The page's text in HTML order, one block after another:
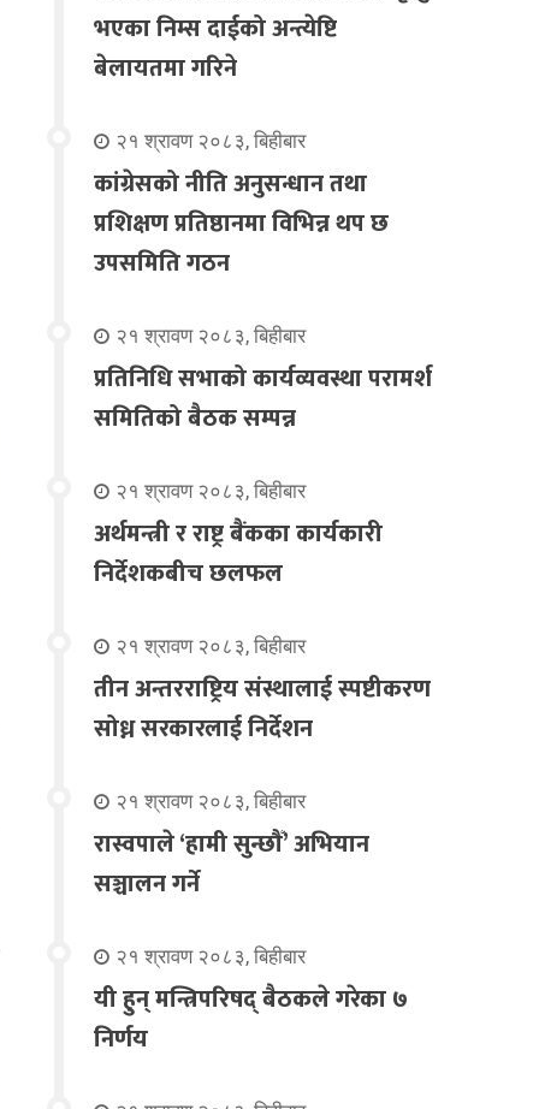
भएका निम्स दाईको अन्त्येष्टि
बेलायतमा गरिने
२१ श्रावण २०८३, बिहीबार
कांग्रेसको नीति अनुसन्धान तथा
प्रशिक्षण प्रतिष्ठानमा विभिन्न थप छ
उपसमिति गठन
२१ श्रावण २०८३, बिहीबार
प्रतिनिधि सभाको कार्यव्यवस्था परामर्श
समितिको बैठक सम्पन्न
२१ श्रावण २०८३, बिहीबार
अर्थमन्त्री र राष्ट्र बैंकका कार्यकारी
निर्देशकबीच छलफल
२१ श्रावण २०८३, बिहीबार
तीन अन्तरराष्ट्रिय संस्थालाई स्पष्टीकरण
सोध्न सरकारलाई निर्देशन
२१ श्रावण २०८३, बिहीबार
रास्वपाले ‘हामी सुन्छौँ’ अभियान
सञ्चालन गर्ने
२१ श्रावण २०८३, बिहीबार
यी हुन् मन्त्रिपरिषद् बैठकले गरेका ७
निर्णय